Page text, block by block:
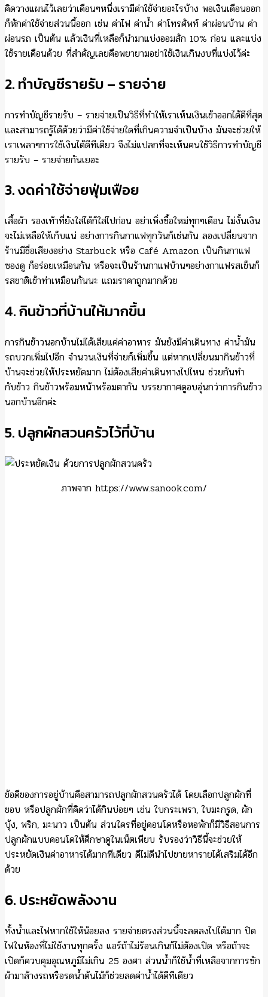
คิดวางแผนไว้เลยว่าเดือนๆหนึ่งเรามีค่าใช้จ่ายอะไรบ้าง พอเงินเดือนออก
ก็หักค่าใช้จ่ายส่วนนี้ออก เช่น ค่าไฟ ค่าน้ำ ค่าโทรศัพท์ ค่าผ่อนบ้าน ค่า
ผ่อนรถ เป็นต้น แล้วเงินที่เหลือก็นำมาแบ่งออมสัก 10% ก่อน และแบ่ง
ใช้รายเดือนด้วย ที่สำคัญเลยคือพยายามอย่าใช้เงินเกินงบที่แบ่งไว้ค่ะ
2. ทำบัญชีรายรับ – รายจ่าย
การทำบัญชีรายรับ – รายจ่ายเป็นวิธีที่ทำให้เราเห็นเงินเข้าออกได้ดีที่สุด
และสามารถรู้ได้ด้วยว่ามีค่าใช้จ่ายใดที่เกินความจำเป็นบ้าง มันจะช่วยให้
เราเพลาๆการใช้เงินได้ดีทีเดียว จึงไม่แปลกที่จะเห็นคนใช้วิธีการทำบัญชี
รายรับ – รายจ่ายกันเยอะ
3. งดค่าใช้จ่ายฟุ่มเฟือย
เสื้อผ้า รองเท้าที่ยังใส่ได้ก็ใส่ไปก่อน อย่าเพิ่งซื้อใหม่ทุกๆเดือน ไม่งั้นเงิน
จะไม่เหลือให้เก็บแน่ อย่างการกินกาแฟทุกวันก็เช่นกัน ลองเปลี่ยนจาก
ร้านมีชื่อเสียงอย่าง Starbuck หรือ Café Amazon เป็นกินกาแฟ
ซองดู ก็อร่อยเหมือนกัน หรือจะเป็นร้านกาแฟบ้านๆอย่างกาแฟรสเข็นก็
รสชาติเข้าท่าเหมือนกันนะ แถมราคาถูกมากด้วย
4. กินข้าวที่บ้านให้มากขึ้น
การกินข้าวนอกบ้านไม่ได้เสียแค่ค่าอาหาร มันยังมีค่าเดินทาง ค่าน้ำมัน
รถบวกเพิ่มไปอีก จำนวนเงินที่จ่ายก็เพิ่มขึ้น แต่หากเปลี่ยนมากินข้าวที่
บ้านจะช่วยให้ประหยัดมาก ไม่ต้องเสียค่าเดินทางไปไหน ช่วยกันทำ
กับข้าว กินข้าวพร้อมหน้าพร้อมตากัน บรรยากาศดูอบอุ่นกว่าการกินข้าว
นอกบ้านอีกค่ะ
5. ปลูกผักสวนครัวไว้ที่บ้าน
ภาพจาก https://www.sanook.com/
ข้อดีของการอยู่บ้านคือสามารถปลูกผักสวนครัวได้ โดยเลือกปลูกผักที่
ชอบ หรือปลูกผักที่คิดว่าได้กินบ่อยๆ เช่น ใบกระเพรา, ใบมะกรูด, ผัก
บุ้ง, พริก, มะนาว เป็นต้น ส่วนใครที่อยู่คอนโดหรือหอพักก็มีวิธีสอนการ
ปลูกผักแบบคอนโดให้ศึกษาดูในเน็ตเพียบ รับรองว่าวิธีนี้จะช่วยให้
ประหยัดเงินค่าอาหารได้มากทีเดียว ดีไม่ดีนำไปขายหารายได้เสริมได้อีก
ด้วย
6. ประหยัดพลังงาน
ทั้งน้ำและไฟหากใช้ให้น้อยลง รายจ่ายตรงส่วนนี้จะลดลงไปได้มาก ปิด
ไฟในห้องที่ไม่ใช้งานทุกครั้ง แอร์ถ้าไม่ร้อนเกินก็ไม่ต้องเปิด หรือถ้าจะ
เปิดก็ควบคุมอุณหภูมิไม่เกิน 25 องศา ส่วนน้ำก็ใช้น้ำที่เหลือจากการซัก
ผ้ามาล้างรถหรือรดน้ำต้นไม้ก็ช่วยลดค่าน้ำได้ดีทีเดียว